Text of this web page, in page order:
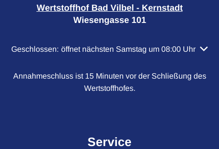
Wertstoffhof Bad Vilbel - Kernstadt
Wiesengasse 101
Klicken, um weitere Öffnungs- oder Schließzeiten
Geschlossen: öffnet nächsten Samstag um 08:00 Uhr
Annahmeschluss ist 15 Minuten vor der Schließung des
Wertstoffhofes.
Service